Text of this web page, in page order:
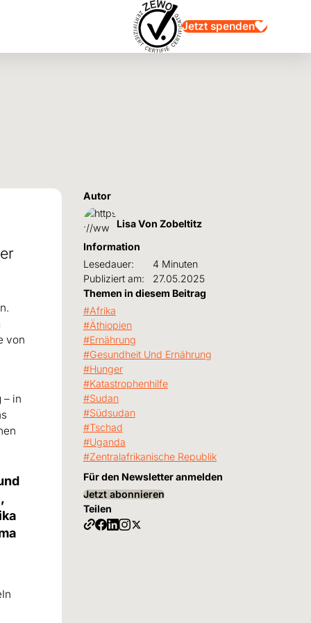
Jetzt spenden
von
– in
Autor
Lisa Von Zobeltitz
Information
Lesedauer:
4 Minuten
Publiziert am:
27.05.2025
Themen in diesem Beitrag
Afrika
Äthiopien
Ernährung
Gesundheit Und Ernährung
Hunger
Katastrophenhilfe
Sudan
Südsudan
Tschad
Uganda
Zentralafrikanische Republik
Für den Newsletter anmelden
Jetzt abonnieren
Teilen